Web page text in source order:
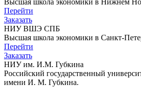
Перейти
Заказать
НИУ ВШЭ СПБ
Высшая школа экономики в Санкт-
Перейти
Заказать
НИУ им. И.М. Губкина
Российский государственный
имени И. М. Губкина.